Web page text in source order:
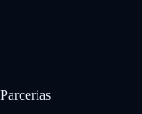
Parcerias